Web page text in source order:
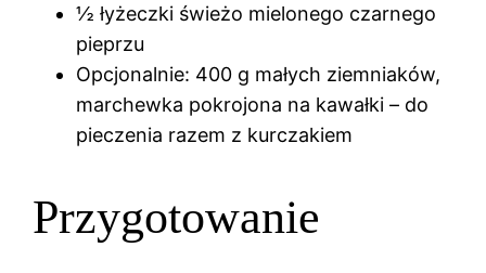
½ łyżeczki świeżo mielonego czarnego
pieprzu
Opcjonalnie: 400 g małych ziemniaków,
marchewka pokrojona na kawałki – do
pieczenia razem z kurczakiem
Przygotowanie